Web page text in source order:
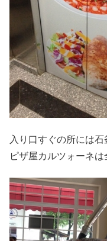
入り口すぐの所には石
ピザ屋カルツォーネは